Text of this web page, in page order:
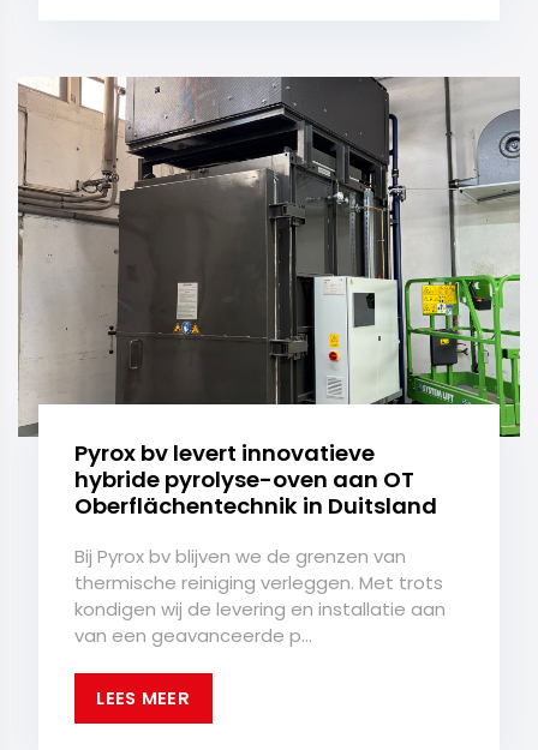
Pyrox bv levert innovatieve
hybride pyrolyse-oven aan OT
Oberflächentechnik in Duitsland
Bij Pyrox bv blijven we de grenzen van
thermische reiniging verleggen. Met trots
kondigen wij de levering en installatie aan
van een geavanceerde p...
LEES MEER